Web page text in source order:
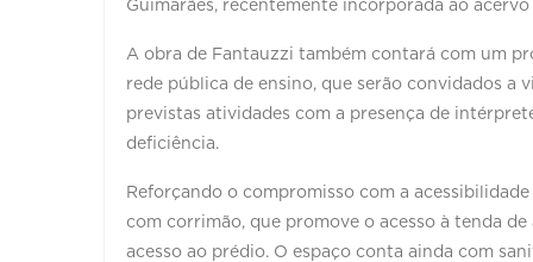
Guimarães, recentemente incorporada ao
A obra de Fantauzzi também contará com um
rede pública de ensino, que serão convidados
previstas atividades com a presença de
deficiência.
Reforçando o compromisso com a
com corrimão, que promove o acesso à tenda
acesso ao prédio. O espaço conta ainda com